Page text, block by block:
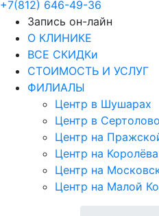
+7(812) 646-49-36
Запись он-лайн
О КЛИНИКЕ
ВСЕ СКИДКи
СТОИМОСТЬ И УСЛУГ
ФИЛИАЛЫ
Центр в Шушарах
Центр в Сертолово
Центр на
Центр на Королёва
Центр на
Центр на Малой